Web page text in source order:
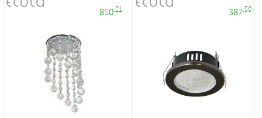
850 .21 387.50